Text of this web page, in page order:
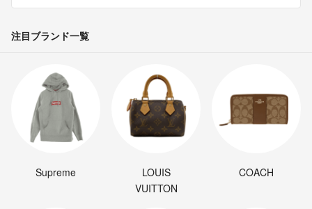
注目ブランド一覧
Supreme
LOUIS
VUITTON
COACH